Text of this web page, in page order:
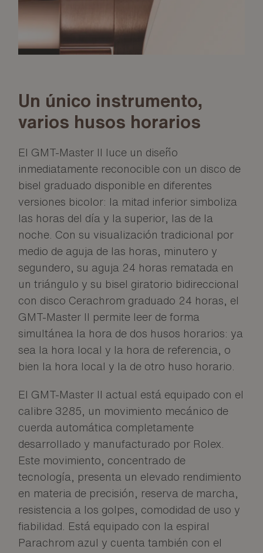
Un único instrumento,
varios husos horarios
El GMT-Master II luce un diseño
inmediatamente reconocible con un disco de
bisel graduado disponible en diferentes
versiones bicolor: la mitad inferior simboliza
las horas del día y la superior, las de la
noche. Con su visualización tradicional por
medio de aguja de las horas, minutero y
segundero, su aguja 24 horas rematada en
un triángulo y su bisel giratorio bidireccional
con disco Cerachrom graduado 24 horas, el
GMT-Master II permite leer de forma
simultánea la hora de dos husos horarios: ya
sea la hora local y la hora de referencia, o
bien la hora local y la de otro huso horario.
El GMT-Master II actual está equipado con el
calibre 3285, un movimiento mecánico de
cuerda automática completamente
desarrollado y manufacturado por Rolex.
Este movimiento, concentrado de
tecnología, presenta un elevado rendimiento
en materia de precisión, reserva de marcha,
resistencia a los golpes, comodidad de uso y
fiabilidad. Está equipado con la espiral
Parachrom azul y cuenta también con el